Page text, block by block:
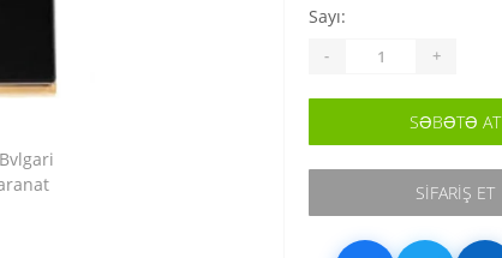
Sayı:
- +
SƏBƏTƏ AT
SIFARIŞ ET